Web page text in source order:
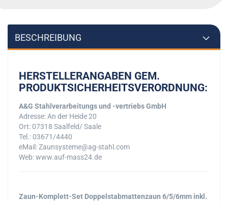
BESCHREIBUNG
HERSTELLERANGABEN GEM.
PRODUKTSICHERHEITSVERORDNUNG:
A&G Stahlverarbeitungs und -vertriebs GmbH
Adresse: An der Heide 20
Ort: 07318 Saalfeld/ Saale
Tel.: 03671/4440
eMail: Zaunsysteme@ag-stahl.com
Web: www.auf-mass24.de
Zaun-Komplett-Set Doppelstabmattenzaun 6/5/6mm inkl.